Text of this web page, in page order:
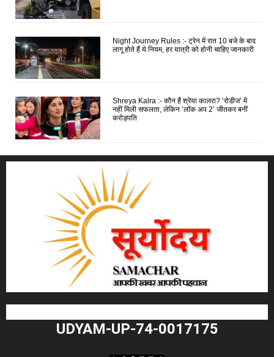
Night Journey Rules :- ट्रेन में रात 10 बजे के बाद
लागू होते हैं ये नियम, हर यात्री को होनी चाहिए जानकारी
Shreya Kalra :- कौन हैं श्रेया कालरा? ‘रोडीज’ में
नहीं मिली सफलता, लेकिन ‘लॉक अप 2’ जीतकर बनीं
करोड़पति
UDYAM-UP-74-0017175